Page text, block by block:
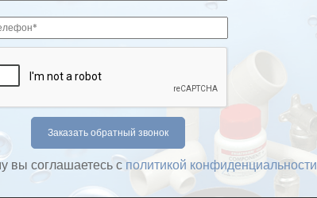
вы соглашаетесь с политикой конфиденциальности